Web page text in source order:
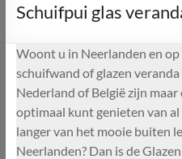
Schuifpui glas
Woont u in Neerlanden en op
schuifwand of glazen
Nederland of België zijn
optimaal kunt genieten van
langer van het mooie buiten
Neerlanden? Dan is de